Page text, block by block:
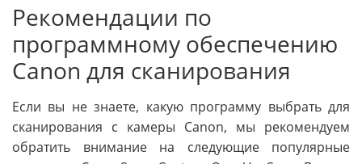
Рекомендации по
программному обеспечению
Canon для сканирования
Если вы не знаете, какую программу выбрать для
сканирования с камеры Canon, мы рекомендуем
обратить внимание на следующие популярные